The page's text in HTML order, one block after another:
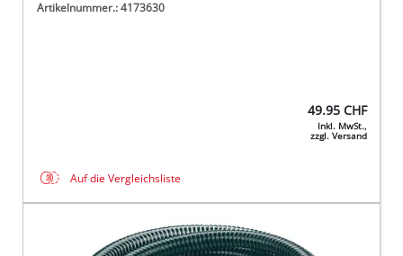
Artikelnummer.: 4173630
49.95 CHF
Inkl. MwSt.,
zzgl. Versand
Auf die Vergleichsliste